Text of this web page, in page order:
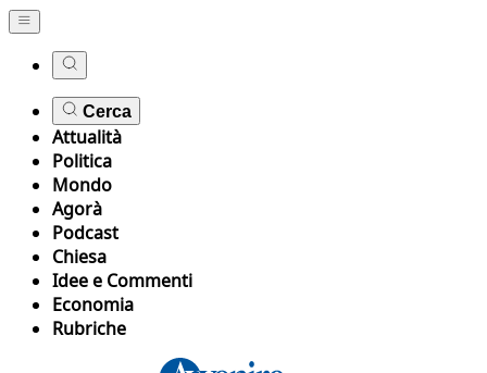
Cerca
Attualità
Politica
Mondo
Agorà
Podcast
Chiesa
Idee e Commenti
Economia
Rubriche